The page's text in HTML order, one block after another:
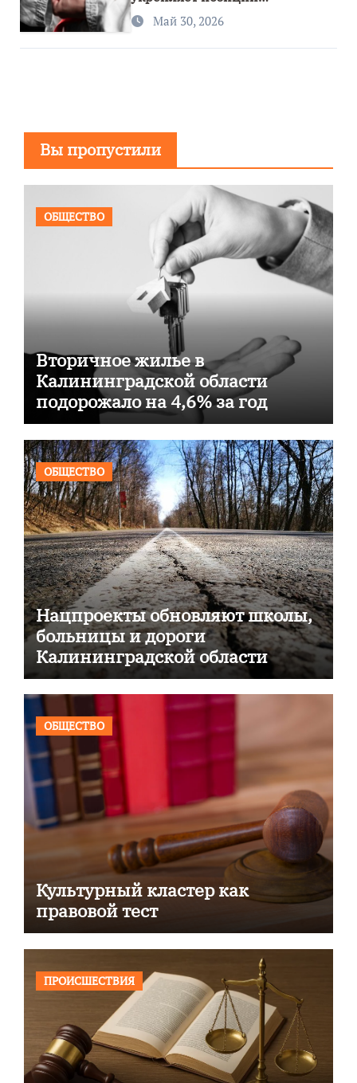
спортивного региона
Май 30, 2026
Вы пропустили
ОБЩЕСТВО
Вторичное жилье в
Калининградской области
подорожало на 4,6% за год
ОБЩЕСТВО
Нацпроекты обновляют школы,
больницы и дороги
Калининградской области
ОБЩЕСТВО
Культурный кластер как
правовой тест
ПРОИСШЕСТВИЯ